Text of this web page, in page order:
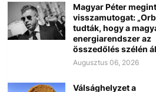
Magyar Péter
visszamutogat:
tudták, hogy a
energiarendszer az
összedőlés szélén
Augusztus 06, 2026
Válsághelyzet a